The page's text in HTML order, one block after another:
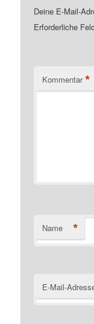
Deine E-Mail-
Erforderliche
Kommentar *
Name *
E-Mail-